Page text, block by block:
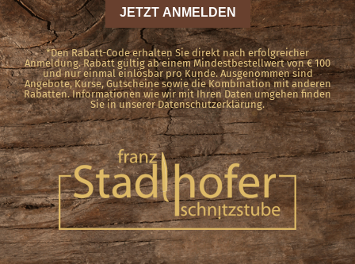
*Den Rabatt-Code erhalten Sie direkt nach erfolgreicher
Anmeldung. Rabatt gültig ab einem Mindestbestellwert von € 100
und nur einmal einlösbar pro Kunde. Ausgenommen sind
Angebote, Kurse, Gutscheine sowie die Kombination mit anderen
Rabatten. Informationen wie wir mit Ihren Daten umgehen finden
Sie in unserer Datenschutzerklärung.